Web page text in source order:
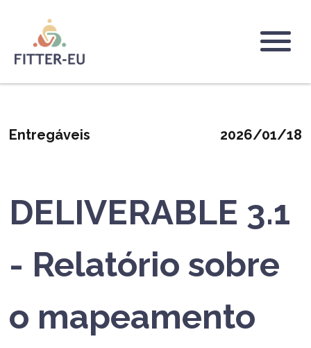
Logo
Entregáveis 2026/01/18
DELIVERABLE 3.1
- Relatório sobre
o mapeamento